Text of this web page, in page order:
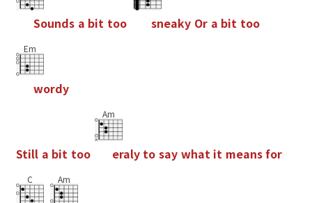
Sounds a bit too sneaky Or a bit too
Em
wordy
Still a bit too
Am
eraly to say what it meansfor
C Am